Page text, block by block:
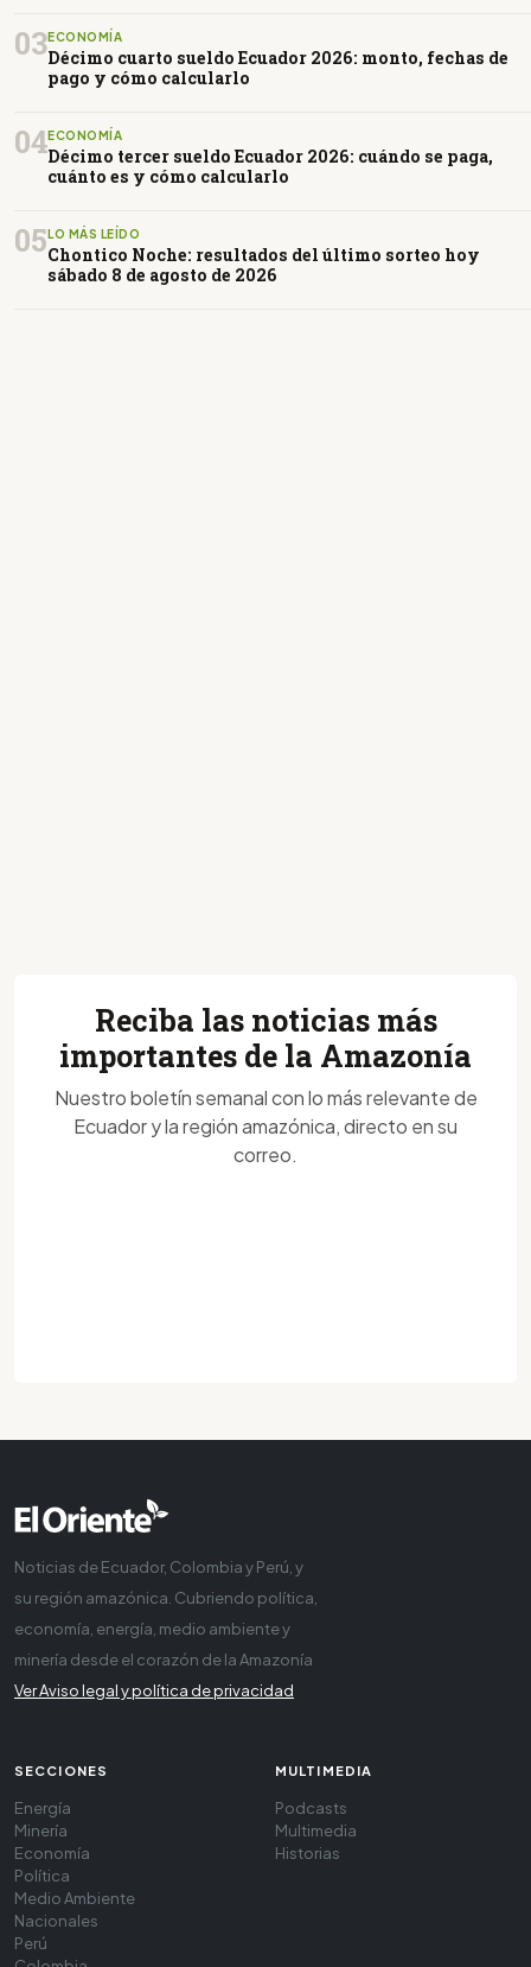
03ECONOMÍA
Décimo cuarto sueldo Ecuador 2026: monto, fechas de
pago y cómo calcularlo
04ECONOMÍA
Décimo tercer sueldo Ecuador 2026: cuándo se paga,
cuánto es y cómo calcularlo
05LO MÁS LEÍDO
Chontico Noche: resultados del último sorteo hoy
sábado 8 de agosto de 2026
Reciba las noticias más
importantes de la Amazonía
Nuestro boletín semanal con lo más relevante de
Ecuador y la región amazónica, directo en su
correo.
Noticias de Ecuador, Colombia y Perú, y
su región amazónica. Cubriendo política,
economía, energía, medio ambiente y
minería desde el corazón de la Amazonía
Ver Aviso legal y política de privacidad
SECCIONES
Energía
Minería
Economía
Política
Medio Ambiente
Nacionales
Perú
MULTIMEDIA
Podcasts
Multimedia
Historias